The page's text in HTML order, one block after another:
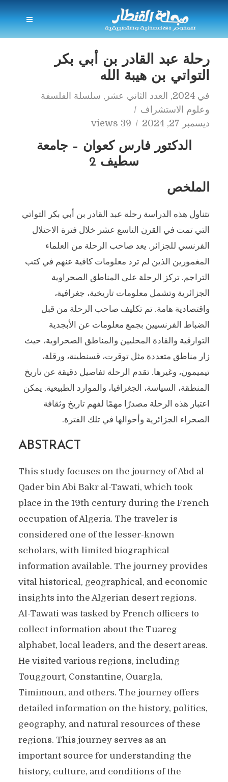
رحلة عبد القادر بن أبي بكر
التواتي بن هيبة الله
في 2024
, العدد الثاني عشر , سلسلة الفلسفة
وعلوم الاستشراف
ديسمبر 27, 2024
39 views
الدكتور فارس كعوان – جامعة
سطيف 2
الملخص
تتناول هذه الدراسة رحلة عبد القادر بن أبي بكر التواتي
التي تمت في القرن التاسع عشر خلال فترة الاحتلال
الفرنسي للجزائر. يعد صاحب الرحلة من العلماء
المغمورين الذين لم ترد معلومات كافية عنهم في كتب
التراجم. تركز الرحلة على المناطق الصحراوية
الجزائرية وتشمل معلومات تاريخية، جغرافية،
واقتصادية هامة. تم تكليف صاحب الرحلة من قبل
الضباط الفرنسيين بجمع معلومات عن الأبجدية
التوارقية والقادة المحليين والمناطق الصحراوية، حيث
زار مناطق متعددة مثل توقرت، قسنطينة، ورقلة،
تيميمون، وغيرها. تقدم الرحلة تفاصيل دقيقة عن تاريخ
المنطقة، السياسة، الجغرافيا، والموارد الطبيعية. يمكن
اعتبار هذه الرحلة مصدرًا مهمًا لفهم تاريخ وثقافة
الصحراء الجزائرية وأحوالها في تلك الفترة.
ABSTRACT
This study focuses on the journey of Abd al-
Qader bin Abi Bakr al-Tawati, which took
place in the 19th century during the French
occupation of Algeria. The traveler is
considered one of the lesser-known
scholars, with limited biographical
information available. The journey provides
vital historical, geographical, and economic
insights into the Algerian desert regions.
Al-Tawati was tasked by French officers to
collect information about the Tuareg
alphabet, local leaders, and the desert areas.
He visited various regions, including
Touggourt, Constantine, Ouargla,
Timimoun, and others. The journey offers
detailed information on the history, politics,
geography, and natural resources of these
regions. This journey serves as an
important source for understanding the
history, culture, and conditions of the